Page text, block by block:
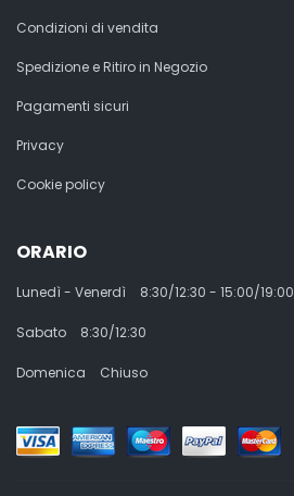
Condizioni di vendita
Spedizione e Ritiro in Negozio
Pagamenti sicuri
Privacy
Cookie policy
ORARIO
Lunedì - Venerdì 8:30/12:30 - 15:00/19:00
Sabato 8:30/12:30
Domenica Chiuso